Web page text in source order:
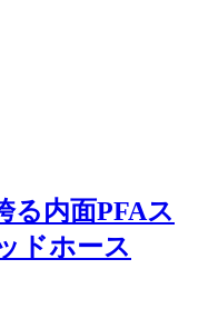
る内面PFAス
ドホース